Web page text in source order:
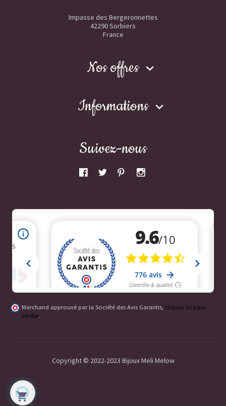
Impasse des Bergeronnettes
42290 Sorbiers
France
Nos offres 
Informations 
Suivez-nous
Marchand approuvé par la Société des Avis Garantis, cliquez ici pour
vérifier.
Copyright © 2022-2023 Bijoux Meli Melow
